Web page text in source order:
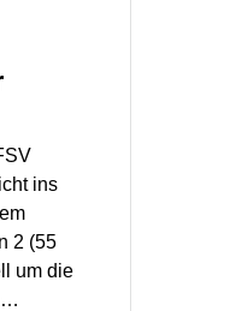
ins
2 (55
um die